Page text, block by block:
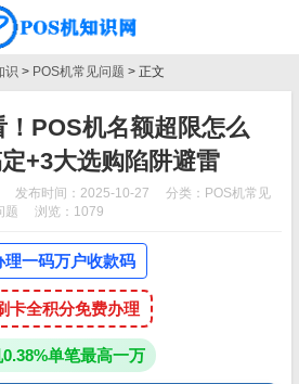
识 > POS机常见问题 > 正文
POS机名额超限怎么
+3大选购陷阱避雷
发布时间：2025-10-27 分类： POS机常见
题
浏览：1079
一码万户收款码
卡全积分免费办理
单笔最高一万